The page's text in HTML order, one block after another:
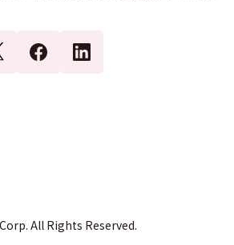
All Rights Reserved.